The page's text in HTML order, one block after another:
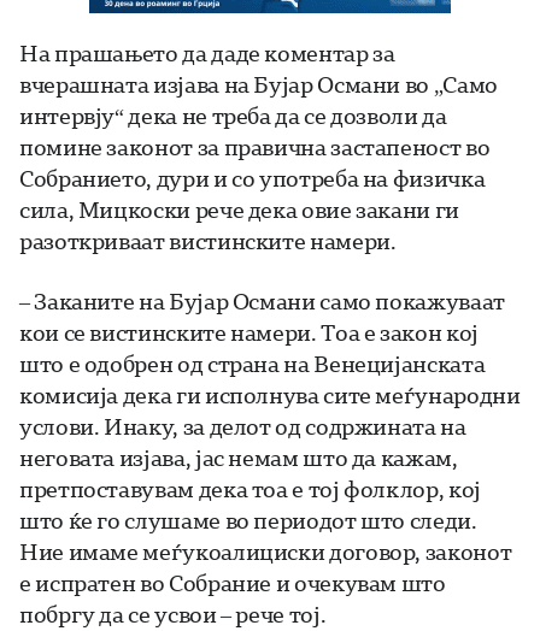
На прашањето да даде коментар за
вчерашната изјава на Бујар Османи во „Само
интервју“ дека не треба да се дозволи да
помине законот за правична застапеност во
Собранието, дури и со употреба на физичка
сила, Мицкоски рече дека овие закани ги
разоткриваат вистинските намери.
– Заканите на Бујар Османи само покажуваат
кои се вистинските намери. Тоа е закон кој
што е одобрен од страна на Венецијанската
комисија дека ги исполнува сите меѓународни
услови. Инаку, за делот од содржината на
неговата изјава, јас немам што да кажам,
претпоставувам дека тоа е тој фолклор, кој
што ќе го слушаме во периодот што следи.
Ние имаме меѓукоалициски договор, законот
е испратен во Собрание и очекувам што
побргу да се усвои – рече тој.